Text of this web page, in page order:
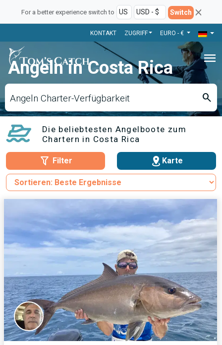
For a better experience switch to Switch
KONTAKT ZUGRIFF EURO - €
menu
Angeln in Costa Rica
Angeln Charter-Verfügbarkeit search
Die beliebtesten Angelboote zum
Chartern in Costa Rica
Filter Karte